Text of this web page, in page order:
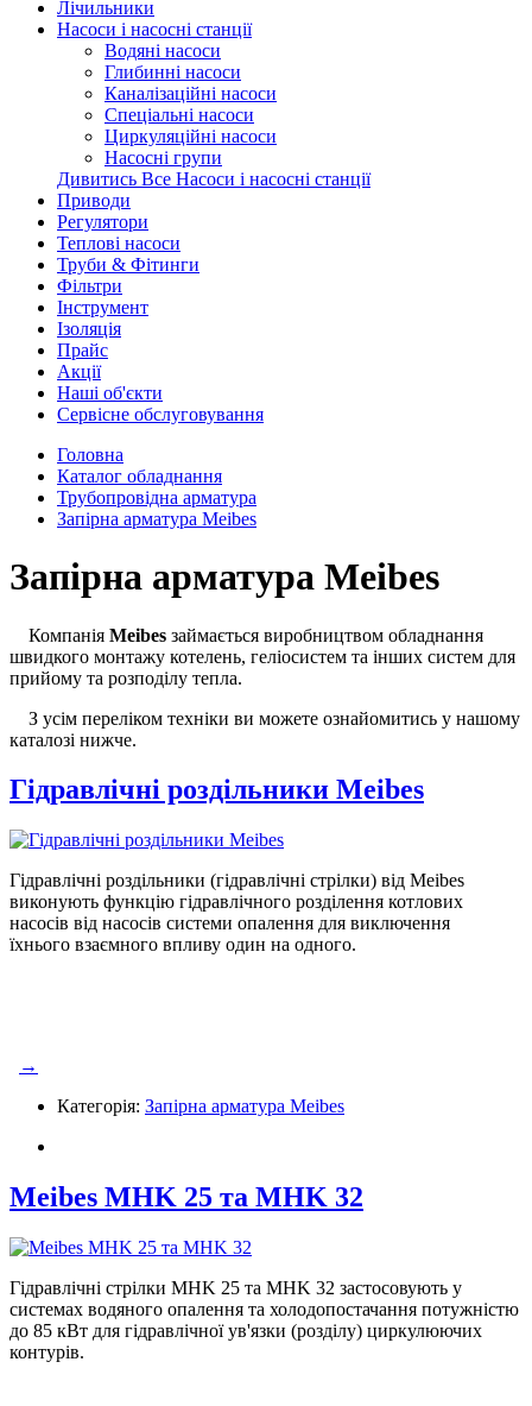
Лічильники
Насоси і насосні станції
Водяні насоси
Глибинні насоси
Каналізаційні насоси
Спеціальні насоси
Циркуляційні насоси
Насосні групи
Дивитись Все Насоси і насосні станції
Приводи
Регулятори
Теплові насоси
Труби & Фітинги
Фільтри
Інструмент
Ізоляція
Прайс
Акції
Наші об'єкти
Сервісне обслуговування
Головна
Каталог обладнання
Трубопровідна арматура
Запірна арматура Meibes
Запірна арматура Meibes
Компанія Meibes займається виробництвом обладнання
швидкого монтажу котелень, геліосистем та інших систем для
прийому та розподілу тепла.
З усім переліком техніки ви можете ознайомитись у нашому
каталозі нижче.
Гідравлічні роздільники Meibes
Гідравлічні роздільники (гідравлічні стрілки) від Meibes
виконують функцію гідравлічного розділення котлових
насосів від насосів системи опалення для виключення
їхнього взаємного впливу один на одного.
→
Категорія: Запірна арматура Meibes
Meibes MHK 25 та MHK 32
Гідравлічні стрілки MHK 25 та MHK 32 застосовують у
системах водяного опалення та холодопостачання потужністю
до 85 кВт для гідравлічної ув'язки (розділу) циркулюючих
контурів.